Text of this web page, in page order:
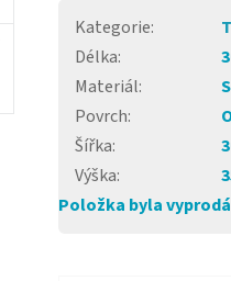
Kategorie:
Délka:
Materiál:
Povrch:
Šířka:
Výška:
Položka byla